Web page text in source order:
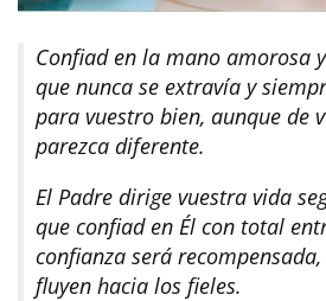
Confiad en la mano amorosa
que nunca se extravía y
para vuestro bien, aunque de
parezca diferente.
El Padre dirige vuestra vida
que confiad en Él con total
confianza será
fluyen hacia los fieles.